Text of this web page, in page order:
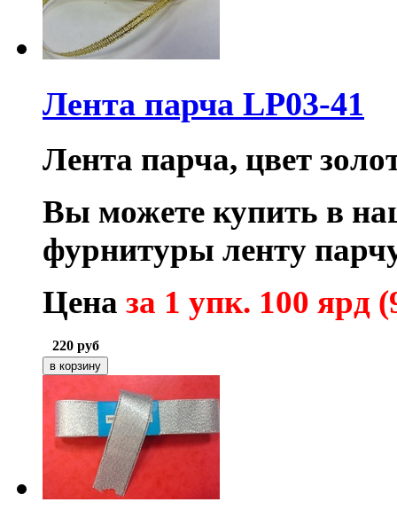
Лента парча LP03-41
Лента парча, цвет
Вы можете купить в
фурнитуры ленту
Цена за 1 упк. 100 ярд
220 руб